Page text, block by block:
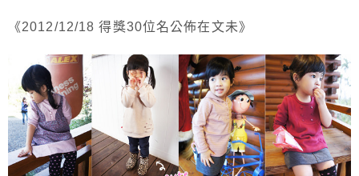
《2012/12/18 得獎30位名公佈在文未》